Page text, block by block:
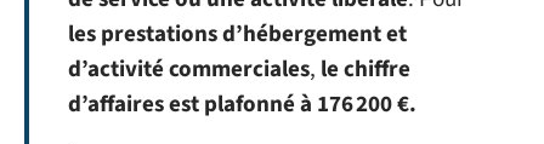
les prestations d’hébergement et
d’activité commerciales, le chiffre
d’affaires est plafonné à 176 200 €.